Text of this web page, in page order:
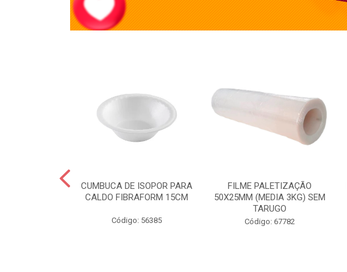
CUMBUCA DE ISOPOR PARA
CALDO FIBRAFORM 15CM
Código: 56385
FILME PALETIZAÇÃO
50X25MM (MEDIA 3KG) SEM
TARUGO
Código: 67782